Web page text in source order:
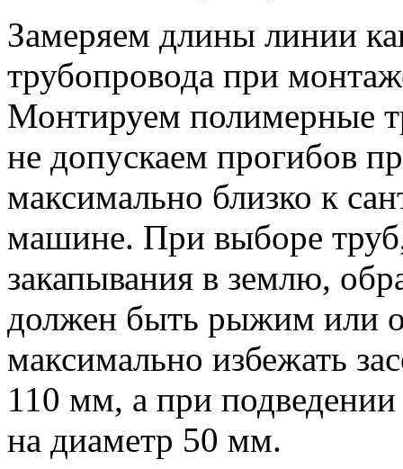
Замеряем длины линии
трубопровода при
Монтируем полимерные
не допускаем прогибов
максимально близко к
машине. При выборе
закапывания в землю,
должен быть рыжим или
максимально избежать
110 мм, а при подведении
на диаметр 50 мм.